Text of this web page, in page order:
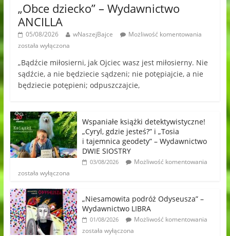
„Obce dziecko” – Wydawnictwo
ANCILLA
05/08/2026 wNaszejBajce
Możliwość komentowania
została wyłączona
„Bądźcie miłosierni, jak Ojciec wasz jest miłosierny. Nie
sądźcie, a nie będziecie sądzeni; nie potępiajcie, a nie
będziecie potępieni; odpuszczajcie,
Wspaniałe książki detektywistyczne!
„Cyryl, gdzie jesteś?” i „Tosia
i tajemnica geodety” – Wydawnictwo
DWIE SIOSTRY
03/08/2026
Możliwość komentowania
została wyłączona
„Niesamowita podróż Odyseusza” –
Wydawnictwo LIBRA
01/08/2026
Możliwość komentowania
została wyłączona